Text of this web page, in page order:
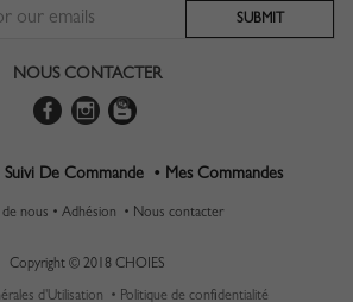
NOUS CONTACTER
Suivi De Commande • Mes Commandes
nous • Adhésion • Nous contacter
Copyright © 2018 CHOIES
d'Utilisation • Politique de confidentialité